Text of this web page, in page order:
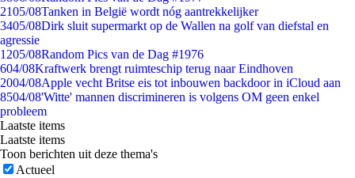
2105/08Tanken in België wordt nóg aantrekkelijker
3405/08Dirk sluit supermarkt op de Wallen na golf van diefstal en
agressie
1205/08Random Pics van de Dag #1976
604/08Kraftwerk brengt ruimteschip terug naar Eindhoven
2004/08Apple vecht Britse eis tot inbouwen backdoor in iCloud aan
8504/08'Witte' mannen discrimineren is volgens OM geen enkel
probleem
Laatste items
Laatste items
Toon berichten uit deze thema's
Actueel